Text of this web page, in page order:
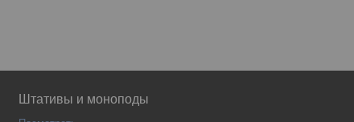
Штативы и моноподы